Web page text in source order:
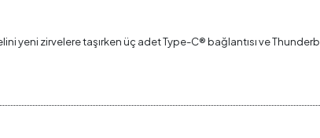
yeni zirvelere taşırken üç adet Type-C® bağlantısı ve